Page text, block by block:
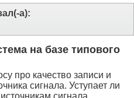
а):
на базе типового
про качество записи и
сигнала. Уступает ли